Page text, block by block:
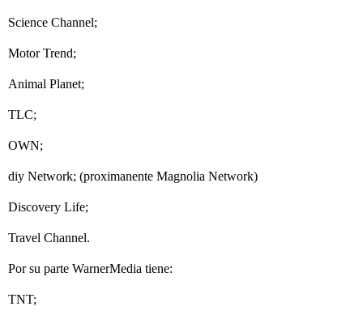
Science Channel;
Motor Trend;
Animal Planet;
TLC;
OWN;
diy Network; (proximanente Magnolia Network)
Discovery Life;
Travel Channel.
Por su parte WarnerMedia tiene:
TNT;